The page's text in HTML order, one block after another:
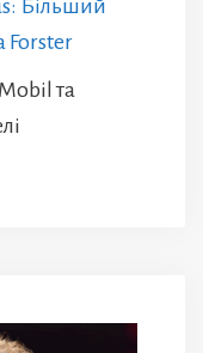
Більший
Forster
та